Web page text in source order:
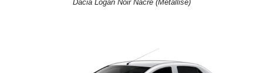
Dacia Logan Noir Nacré (Métallisé)